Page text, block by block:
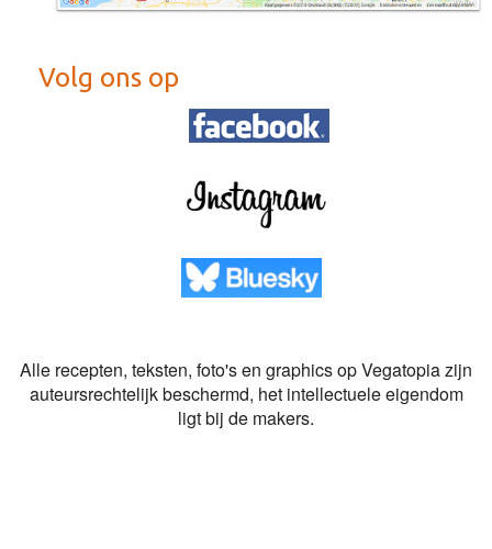
Volg ons op
Alle recepten, teksten, foto's en graphics op Vegatopia zijn
auteursrechtelijk beschermd, het intellectuele eigendom
ligt bij de makers.